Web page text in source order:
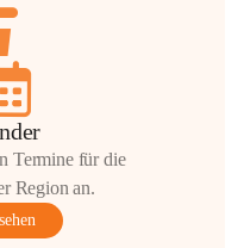
Termine für die
Region an.